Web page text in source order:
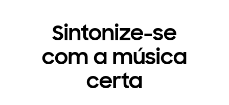
Sintonize-se
com a música
certa